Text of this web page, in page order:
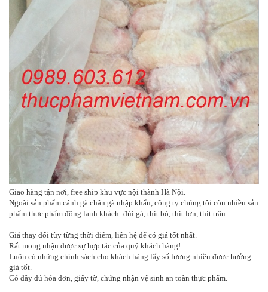
Giao hàng tận nơi, free ship khu vực nội thành Hà Nội.
Ngoài sản phẩm cánh gà chân gà nhập khẩu, công ty chúng tôi còn nhiều sản
phẩm thực phẩm đông lạnh khách: đùi gà, thịt bò, thịt lợn, thịt trâu.
Giá thay đổi tùy từng thời điểm, liên hệ để có giá tốt nhất.
Rất mong nhận được sự hợp tác của quý khách hàng!
Luôn có những chính sách cho khách hàng lấy số lượng nhiều được hưởng
giá tốt.
Có đầy đủ hóa đơn, giấy tờ, chứng nhận vệ sinh an toàn thực phẩm.